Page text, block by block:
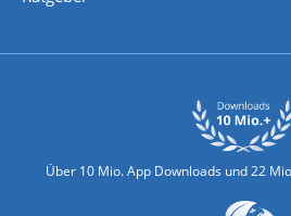
Über 10 Mio. App Downloads und 22